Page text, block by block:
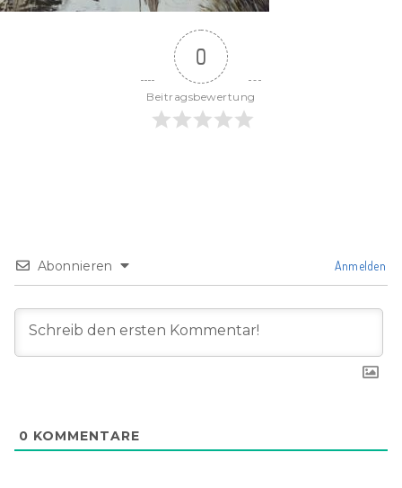
0
Beitragsbewertung
Abonnieren Anmelden
0 KOMMENTARE